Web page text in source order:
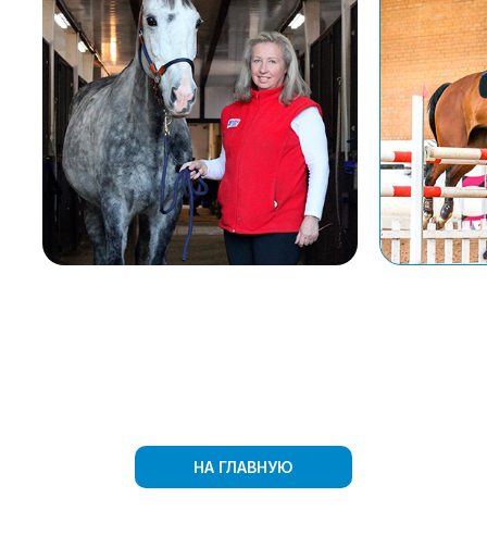
НА ГЛАВНУЮ